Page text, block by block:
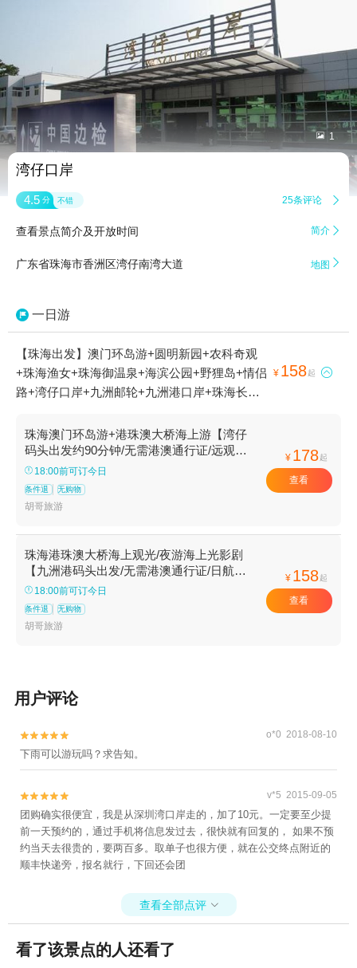
 1
湾仔口岸
4.5 分 不错 25条评论 
查看景点简介及开放时间 简介 
广东省珠海市香洲区湾仔南湾大道 地图 
一日游
【珠海出发】澳门环岛游+圆明新园+农科奇观
+珠海渔女+珠海御温泉+海滨公园+野狸岛+情侣
路+湾仔口岸+九洲邮轮+九洲港口岸+珠海长隆
大桥游+海上看珠海+湾仔旅游码头+九洲船说·相
约大海+港珠澳大桥珠海公路口岸+珠澳海湾夜游
+海上看港珠澳大桥+香炉湾沙滩1日游
¥ 158起 
珠海澳门环岛游+港珠澳大桥海上游【湾仔
码头出发约90分钟/无需港澳通行证/远观港
珠澳大桥】
18:00前可订今日
条件退 无购物
胡哥旅游
¥ 178起
查看
珠海港珠澳大桥海上观光/夜游海上光影剧
【九洲港码头出发/无需港澳通行证/日航港
珠澳大桥穿梭/夜航观光影剧】
18:00前可订今日
条件退 无购物
胡哥旅游
¥ 158起
查看
用户评论

 o*0 2018-08-10
下雨可以游玩吗？求告知。

 v*5 2015-09-05
团购确实很便宜，我是从深圳湾口岸走的，加了10元。一定要至少提
前一天预约的，通过手机将信息发过去，很快就有回复的， 如果不预
约当天去很贵的，要两百多。取单子也很方便，就在公交终点附近的
顺丰快递旁，报名就行，下回还会团
查看全部点评 
看了该景点的人还看了